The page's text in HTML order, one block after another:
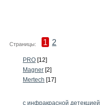
Страницы: 1 2
PRO [12]
Magner [2]
Mertech [17]
с инфракрасной детекцией